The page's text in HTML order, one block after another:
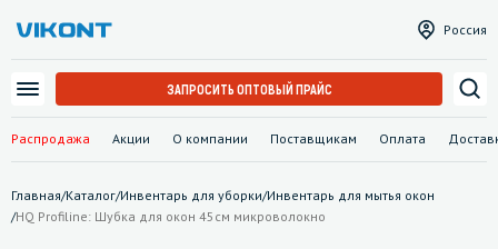
Распродажа Акции О компании Поставщикам Оплата
Россия
ЗАПРОСИТЬ ОПТОВЫЙ ПРАЙС
Главная/Каталог/Инвентарь для уборки/Инвентарь для мытья окон
/HQ Profiline: Шубка для окон 45см микроволокно